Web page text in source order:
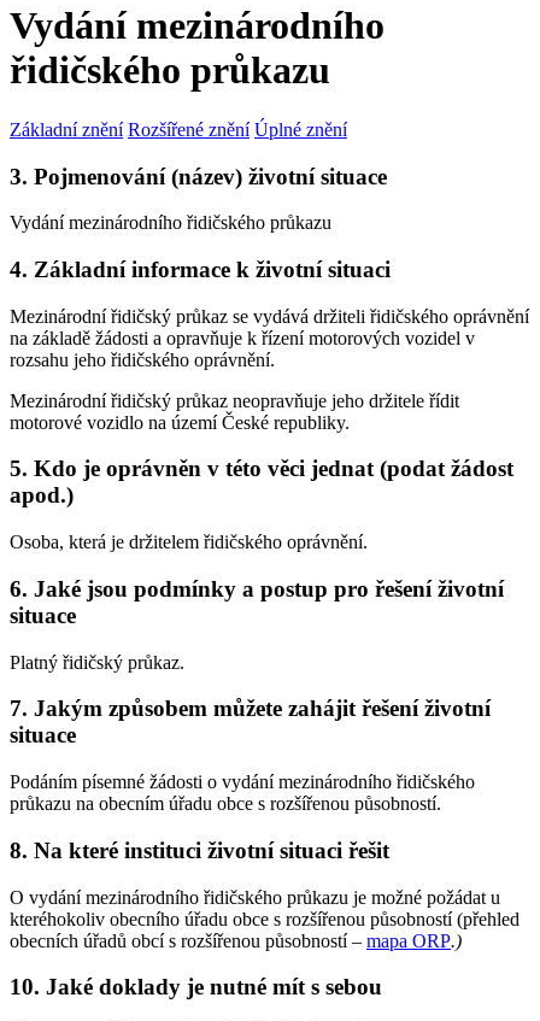
Vydání mezinárodního
řidičského průkazu
Základní znění Rozšířené znění Úplné znění
3. Pojmenování (název) životní situace
Vydání mezinárodního řidičského průkazu
4. Základní informace k životní situaci
Mezinárodní řidičský průkaz se vydává držiteli řidičského oprávnění
na základě žádosti a opravňuje k řízení motorových vozidel v
rozsahu jeho řidičského oprávnění.
Mezinárodní řidičský průkaz neopravňuje jeho držitele řídit
motorové vozidlo na území České republiky.
5. Kdo je oprávněn v této věci jednat (podat žádost
apod.)
Osoba, která je držitelem řidičského oprávnění.
6. Jaké jsou podmínky a postup pro řešení životní
situace
Platný řidičský průkaz.
7. Jakým způsobem můžete zahájit řešení životní
situace
Podáním písemné žádosti o vydání mezinárodního řidičského
průkazu na obecním úřadu obce s rozšířenou působností.
8. Na které instituci životní situaci řešit
O vydání mezinárodního řidičského průkazu je možné požádat u
kteréhokoliv obecního úřadu obce s rozšířenou působností (přehled
obecních úřadů obcí s rozšířenou působností – mapa ORP.)
10. Jaké doklady je nutné mít s sebou